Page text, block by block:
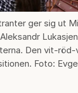
ger sig ut
Den vit-röd-
Foto: